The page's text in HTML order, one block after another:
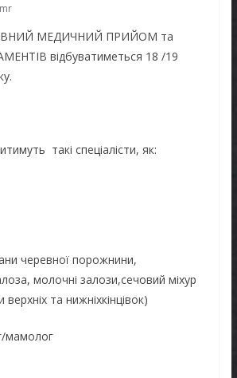
МЕДИЧНИЙ ПРИЙОМ та
відбуватиметься 18 /19
такі спеціалісти, як:
черевної порожнини,
молочні залози,сечовий міхур
та нижніхкінцівок)
мамолог